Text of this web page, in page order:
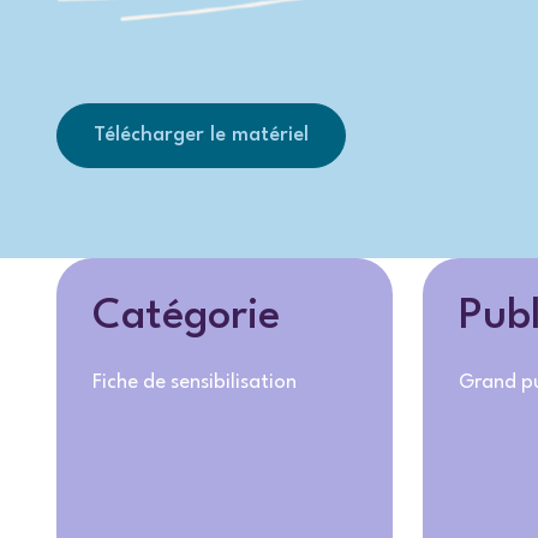
Télécharger le matériel
Catégorie
Fiche de sensibilisation Grand